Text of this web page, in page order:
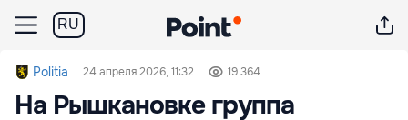
RU
Politia 24 апреля 2026, 11:32 19 364
На Рышкановке группа